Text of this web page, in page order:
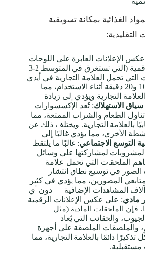
الغذائية بمكانة تسويقية
التقليدية:
الإعلانات العابرة على اللوحات
الإعلانية أو الشاشات الرقمية (التي تستغرق في المتوسط 2-3
تحمل العلامة التجارية في أيدي
العملاء لمدة تتراوح بين 10 و20 دقيقة أثناء الاستخدام، مما
التجارية ويؤدي إلى زيادة
الاستهلاك: تُعد الإكسسوارات
الطعام والشراب الممتعة، مما
بالعلامة التجارية. ويختلف ذلك عن
الأخرى، مما يؤدي غالبًا إلى
التوسع الاجتماعي: غالبًا ما يلتقط
لمشاركتها على وسائل
الملحقات التي تحمل علامة
الصور في توسيع نطاق انتشار
متابعي المصورين، مما يؤدي في كثير
المشاهدات الإضافية — دون أي
مادي: على عكس الإعلانات الرقمية
فإن الملحقات المادية (مثل
والحقائب التي يُعاد
والملصقات الملصقة على أجهزة
تذكيرًا دائمًا بالعلامة التجارية، مما
مستقبلية.